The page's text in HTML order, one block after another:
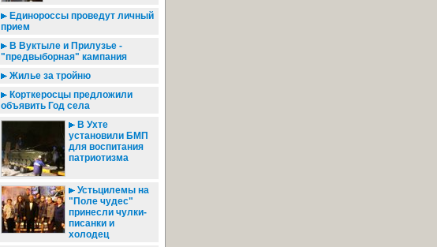
Единороссы проведут личный
прием
В Вуктыле и Прилузье -
"предвыборная" кампания
Жилье за тройню
Корткеросцы предложили
объявить Год села
В Ухте
установили БМП
для воспитания
патриотизма
Устьцилемы на
"Поле чудес"
принесли чулки-
писанки и
холодец